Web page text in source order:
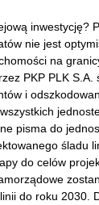
inwestycję?
nie jest
na
PKP PLK
i
pisma do
śladu
do celów
do roku 2030.